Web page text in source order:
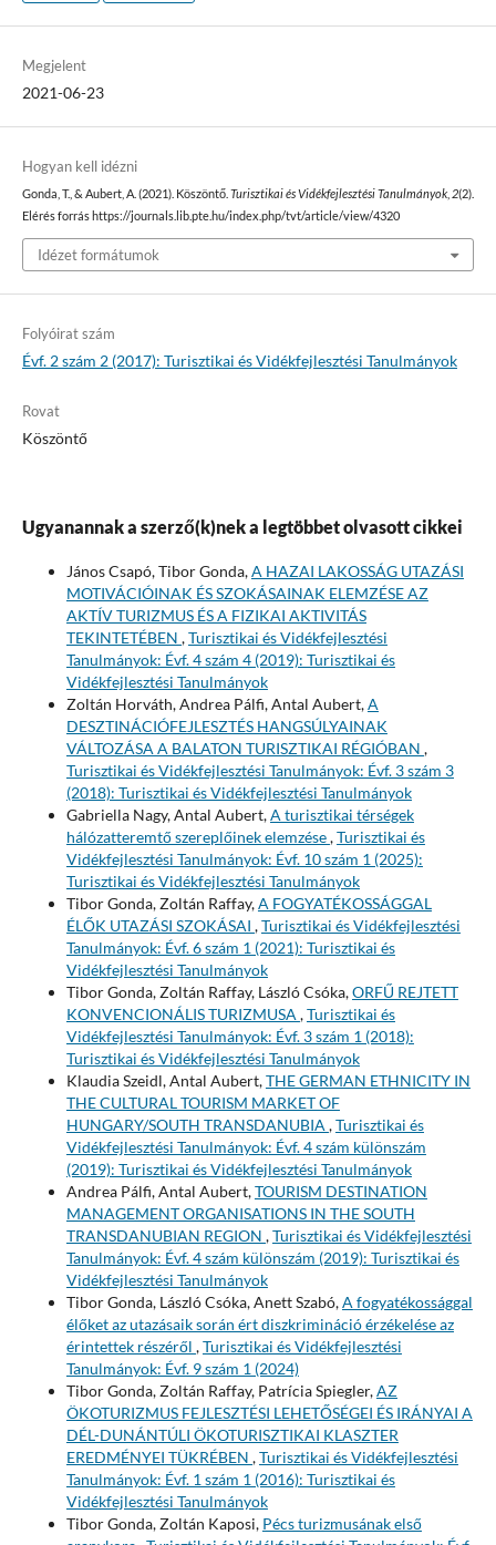
Megjelent
2021-06-23
Hogyan kell idézni
Gonda, T., & Aubert, A. (2021). Köszöntő. Turisztikai és Vidékfejlesztési Tanulmányok, 2(2).
Elérés forrás https://journals.lib.pte.hu/index.php/tvt/article/view/4320
Idézet formátumok
Folyóirat szám
Évf. 2 szám 2 (2017): Turisztikai és Vidékfejlesztési Tanulmányok
Rovat
Köszöntő
Ugyanannak a szerző(k)nek a legtöbbet olvasott cikkei
János Csapó, Tibor Gonda,A HAZAI LAKOSSÁG UTAZÁSI
MOTIVÁCIÓINAK ÉS SZOKÁSAINAK ELEMZÉSE AZ
AKTÍV TURIZMUS ÉS A FIZIKAI AKTIVITÁS
TEKINTETÉBEN ,Turisztikai és Vidékfejlesztési
Tanulmányok: Évf. 4 szám 4 (2019): Turisztikai és
Vidékfejlesztési Tanulmányok
Zoltán Horváth, Andrea Pálfi, Antal Aubert,A
DESZTINÁCIÓFEJLESZTÉS HANGSÚLYAINAK
VÁLTOZÁSA A BALATON TURISZTIKAI RÉGIÓBAN ,
Turisztikai és Vidékfejlesztési Tanulmányok: Évf. 3 szám 3
(2018): Turisztikai és Vidékfejlesztési Tanulmányok
Gabriella Nagy, Antal Aubert,A turisztikai térségek
hálózatteremtő szereplőinek elemzése,Turisztikai és
Vidékfejlesztési Tanulmányok: Évf. 10 szám 1 (2025):
Turisztikai és Vidékfejlesztési Tanulmányok
Tibor Gonda, Zoltán Raffay,A FOGYATÉKOSSÁGGAL
ÉLŐK UTAZÁSI SZOKÁSAI ,Turisztikai és Vidékfejlesztési
Tanulmányok: Évf. 6 szám 1 (2021): Turisztikai és
Vidékfejlesztési Tanulmányok
Tibor Gonda, Zoltán Raffay, László Csóka,ORFŰ REJTETT
KONVENCIONÁLIS TURIZMUSA,Turisztikai és
Vidékfejlesztési Tanulmányok: Évf. 3 szám 1 (2018):
Turisztikai és Vidékfejlesztési Tanulmányok
Klaudia Szeidl, Antal Aubert,THE GERMAN ETHNICITY IN
THE CULTURAL TOURISM MARKET OF
HUNGARY/SOUTH TRANSDANUBIA,Turisztikai és
Vidékfejlesztési Tanulmányok: Évf. 4 szám különszám
(2019): Turisztikai és Vidékfejlesztési Tanulmányok
Andrea Pálfi, Antal Aubert,TOURISM DESTINATION
MANAGEMENT ORGANISATIONS IN THE SOUTH
TRANSDANUBIAN REGION ,Turisztikai és Vidékfejlesztési
Tanulmányok: Évf. 4 szám különszám (2019): Turisztikai és
Vidékfejlesztési Tanulmányok
Tibor Gonda, László Csóka, Anett Szabó,A fogyatékossággal
élőket az utazásaik során ért diszkrimináció érzékelése az
érintettek részéről ,Turisztikai és Vidékfejlesztési
Tanulmányok: Évf. 9 szám 1 (2024)
Tibor Gonda, Zoltán Raffay, Patrícia Spiegler,AZ
ÖKOTURIZMUS FEJLESZTÉSI LEHETŐSÉGEI ÉS IRÁNYAI A
DÉL-DUNÁNTÚLI ÖKOTURISZTIKAI KLASZTER
EREDMÉNYEI TÜKRÉBEN ,Turisztikai és Vidékfejlesztési
Tanulmányok: Évf. 1 szám 1 (2016): Turisztikai és
Vidékfejlesztési Tanulmányok
Tibor Gonda, Zoltán Kaposi, Pécs turizmusának első